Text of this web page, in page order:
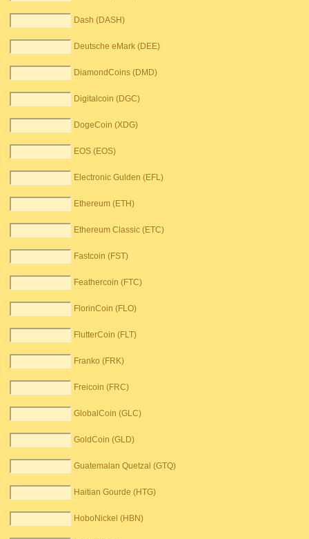
Dash (DASH)
Deutsche eMark (DEE)
DiamondCoins (DMD)
Digitalcoin (DGC)
DogeCoin (XDG)
EOS (EOS)
Electronic Gulden (EFL)
Ethereum (ETH)
Ethereum Classic (ETC)
Fastcoin (FST)
Feathercoin (FTC)
FlorinCoin (FLO)
FlutterCoin (FLT)
Franko (FRK)
Freicoin (FRC)
GlobalCoin (GLC)
GoldCoin (GLD)
Guatemalan Quetzal (GTQ)
Haitian Gourde (HTG)
HoboNickel (HBN)